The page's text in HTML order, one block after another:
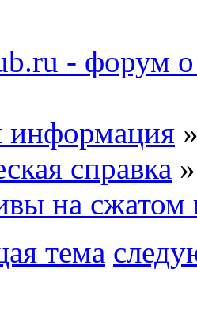
- форум
информация
справка »
на сжатом
тема